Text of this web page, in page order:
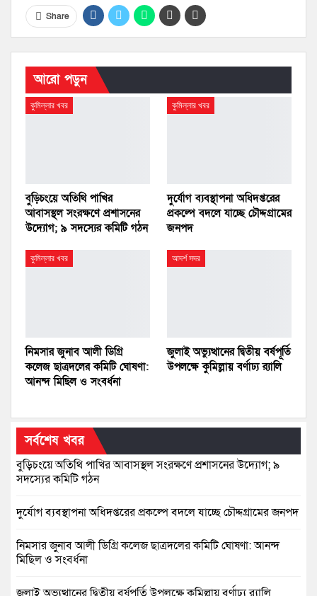
Share
আরো পড়ুন
কুমিল্লার খবর
বুড়িচংয়ে অতিথি পাখির
আবাসস্থল সংরক্ষণে প্রশাসনের
উদ্যোগ; ৯ সদস্যের কমিটি গঠন
কুমিল্লার খবর
দুর্যোগ ব্যবস্থাপনা অধিদপ্তরের
প্রকল্পে বদলে যাচ্ছে চৌদ্দগ্রামের
জনপদ
কুমিল্লার খবর
নিমসার জুনাব আলী ডিগ্রি
কলেজ ছাত্রদলের কমিটি ঘোষণা:
আনন্দ মিছিল ও সংবর্ধনা
আদর্শ সদর
জুলাই অভ্যুত্থানের দ্বিতীয় বর্ষপূর্তি
উপলক্ষে কুমিল্লায় বর্ণাঢ্য র‍্যালি
সর্বশেষ খবর
বুড়িচংয়ে অতিথি পাখির আবাসস্থল সংরক্ষণে প্রশাসনের উদ্যোগ; ৯
সদস্যের কমিটি গঠন
দুর্যোগ ব্যবস্থাপনা অধিদপ্তরের প্রকল্পে বদলে যাচ্ছে চৌদ্দগ্রামের জনপদ
নিমসার জুনাব আলী ডিগ্রি কলেজ ছাত্রদলের কমিটি ঘোষণা: আনন্দ
মিছিল ও সংবর্ধনা